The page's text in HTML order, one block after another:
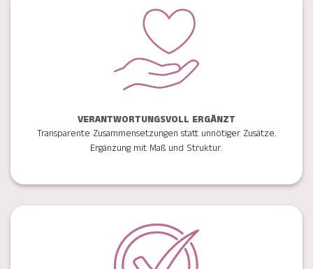
VERANTWORTUNGSVOLL ERGÄNZT
Transparente Zusammensetzungen statt unnötiger Zusätze.
Ergänzung mit Maß und Struktur.